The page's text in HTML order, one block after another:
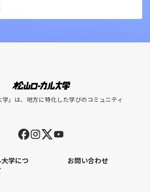
学」は、地方に特化した学びのコミュニティ
学につ
お問い合わせ